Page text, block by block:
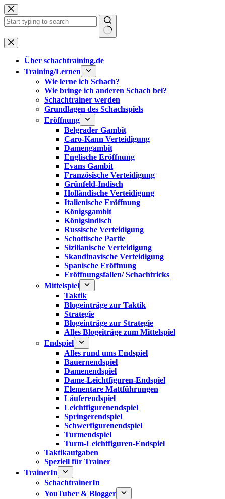
Zum
Inhalt
springen
Keine
Ergebnisse
Über schachtraining.de
Training/Lernen
Wie lerne ich Schach?
Wie bringe ich anderen Schach bei?
Schachtrainer werden
Grundlagen des Schachspiels
Eröffnung
Belgrader Gambit
Caro-Kann Verteidigung
Damengambit
Englische Eröffnung
Evans Gambit
Französische Verteidigung
Grünfeld-Indisch
Holländische Verteidigung
Italienische Eröffnung
Königsgambit
Königsindisch
Russische Verteidigung
Schottische Partie
Sizilianische Verteidigung
Skandinavische Verteidigung
Spanische Eröffnung
Eröffnungsfallen/ Schachtricks
Mittelspiel
Taktik
Blogeinträge zur Taktik
Strategie
Blogeinträge zur Strategie
Alles Blogeiträge zum Mittelspiel
Endspiel
Alles rund ums Endspiel
Bauernendspiel
Damenendspiel
Dame-Leichtfiguren-Endspiel
Elementare Mattführungen
Läuferendspiel
Leichtfigurenendspiel
Springerendspiel
Schwerfigurenendspiel
Turmendspiel
Turm-Leichtfiguren-Endspiel
Taktikaufgaben
Speziell für Trainer
TrainerIn
SchachtrainerIn
YouTuber & Blogger